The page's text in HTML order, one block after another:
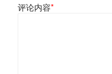
评论内容*